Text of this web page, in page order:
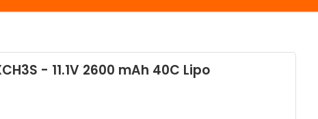
- 11.1V 2600 mAh 40C Lipo